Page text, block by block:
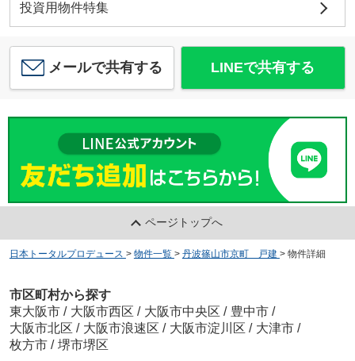
投資用物件特集
メールで共有する LINEで共有する
ページトップへ
日本トータルプロデュース > 物件一覧 > 丹波篠山市京町 戸建 > 物件詳細
市区町村から探す
東大阪市 / 大阪市西区 / 大阪市中央区 / 豊中市 /
大阪市北区 / 大阪市浪速区 / 大阪市淀川区 / 大津市 /
枚方市 / 堺市堺区